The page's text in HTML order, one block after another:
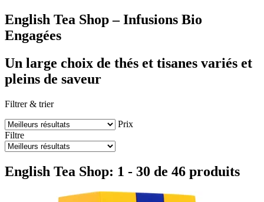
English Tea Shop – Infusions Bio
Engagées
Un large choix de thés et tisanes variés et
pleins de saveur
Filtrer & trier
Prix
Filtre
English Tea Shop: 1 - 30 de 46 produits